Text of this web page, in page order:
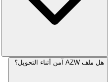
هل ملف AZW آمن أثناء التحويل؟